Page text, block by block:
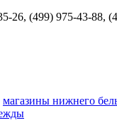
26, (499) 975-43-88,
магазины нижнего